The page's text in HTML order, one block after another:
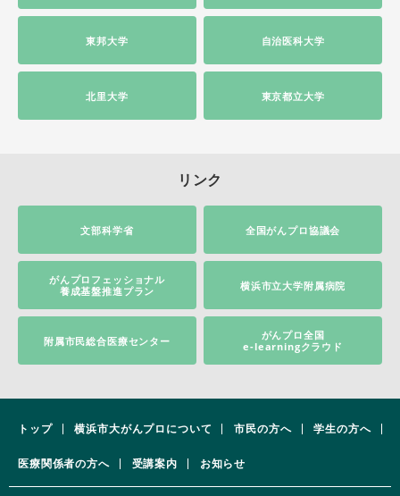
東邦大学 自治医科大学
北里大学 東京都立大学
リンク
文部科学省 全国がんプロ協議会
がんプロフェッショナル
養成基盤推進プラン
横浜市立大学附属病院
附属市民総合医療センター
がんプロ全国
e-learningクラウド
トップ 横浜市大がんプロについて 市民の方へ 学生の方へ
医療関係者の方へ 受講案内 お知らせ